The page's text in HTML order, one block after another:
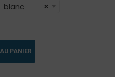
×
blanc
PANIER